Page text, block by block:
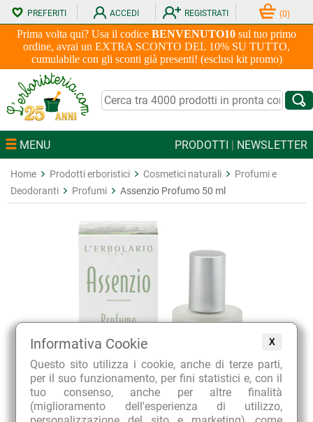
X
Informativa Cookie
Questo sito utilizza i cookie, anche di terze parti,
per il suo funzionamento, per fini statistici e, con il
tuo consenso, anche per altre finalità
(miglioramento dell'esperienza di utilizzo,
Prima volta qui? Usa il codice BENVENUTO10 sul tuo primo
ordine, avrai un EXTRA SCONTO DEL 10% SU TUTTO,
cumulabile con gli sconti già presenti! (esclusi kit promo)
PREFERITI ACCEDI REGISTRATI (0)
MENU PRODOTTI | NEWSLETTER
Home Prodotti erboristici Cosmetici naturali
Profumi e
Deodoranti
Profumi Assenzio Profumo 50 ml